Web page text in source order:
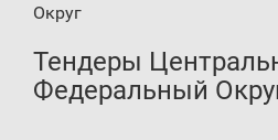
Округ
Тендеры
Федеральный